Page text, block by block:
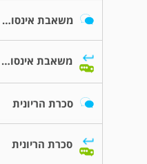
משאבת אינסולין ישנה לפרויקט לבלב מלאכותי
משאבת אינסולין ישנה לפרויקט לבלב מלאכותי
סכרת הריונית
סכרת הריונית